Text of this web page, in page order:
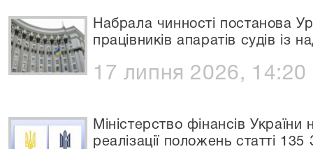
Набрала чинності постанова
працівників апаратів судів із
17 липня 2026, 14:20
Міністерство фінансів
реалізації положень статті